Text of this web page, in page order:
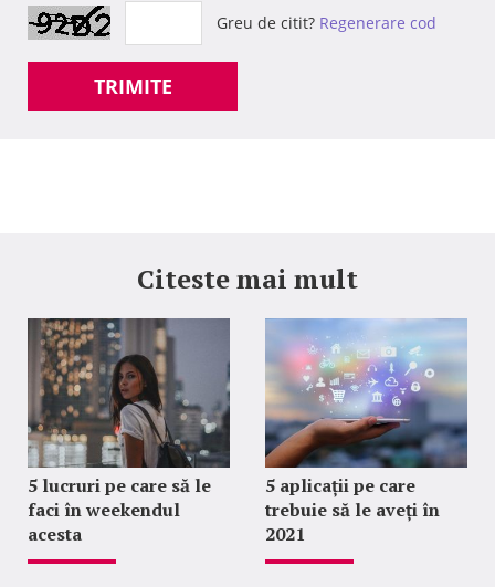
Greu de citit? Regenerare cod
TRIMITE
Citeste mai mult
5 lucruri pe care să le
faci în weekendul
acesta
5 aplicații pe care
trebuie să le aveți în
2021